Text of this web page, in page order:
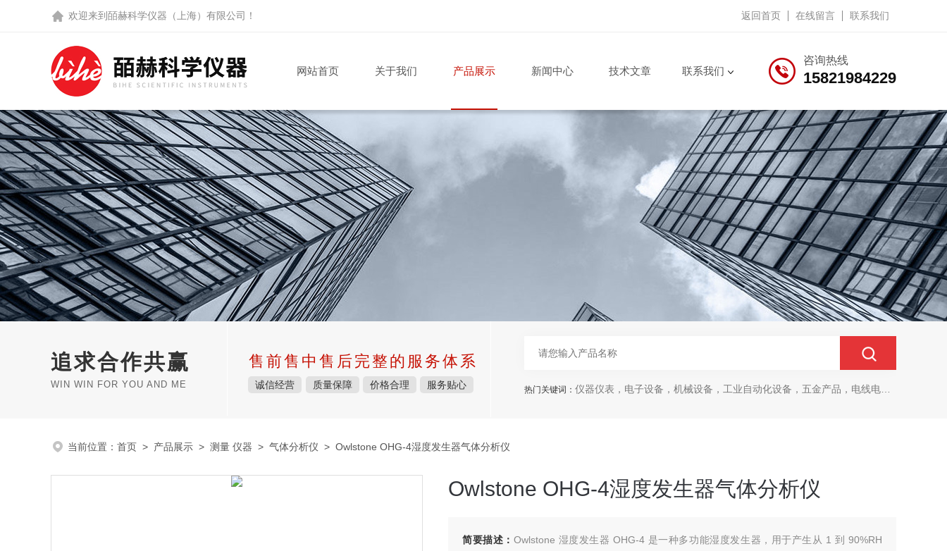
欢迎来到 皕赫科学仪器（上海）有限公司 ！ 返回首页 在线留言 联系我们
咨询热线
15821984229
网站首页 关于我们 产品展示 新闻中心 技术文章 联系我们
追求合作共赢
WIN WIN FOR YOU AND ME
售前售中售后完整的服务体系
诚信经营 质量保障 价格合理 服务贴心 热门关键词： 仪器仪表，电子设备，机械设备，工业自动化设备，五金产品，电线电缆，金属材料，电子
当前位置： 首页 > 产品展示 > 测量 仪器 > 气体分析仪 > Owlstone OHG-4湿度发生器气体分析仪
Owlstone OHG-4湿度发生器气体分析仪
简要描述： Owlstone 湿度发生器 OHG-4 是一种多功能湿度发生器，用于产生从 1 到 90%RH